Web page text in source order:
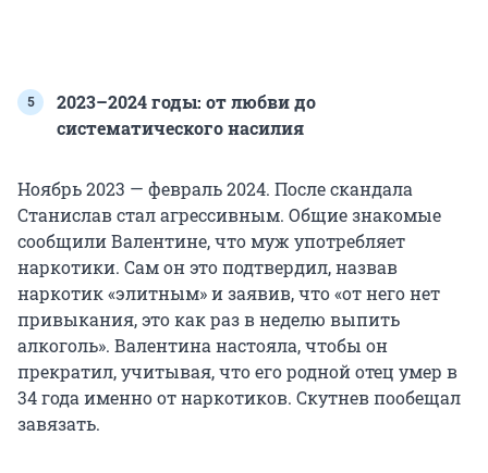
2023–2024 годы: от любви до
систематического насилия
Ноябрь 2023 — февраль 2024. После скандала
Станислав стал агрессивным. Общие знакомые
сообщили Валентине, что муж употребляет
наркотики. Сам он это подтвердил, назвав
наркотик «элитным» и заявив, что «от него нет
привыкания, это как раз в неделю выпить
алкоголь». Валентина настояла, чтобы он
прекратил, учитывая, что его родной отец умер в
34 года именно от наркотиков. Скутнев пообещал
завязать.